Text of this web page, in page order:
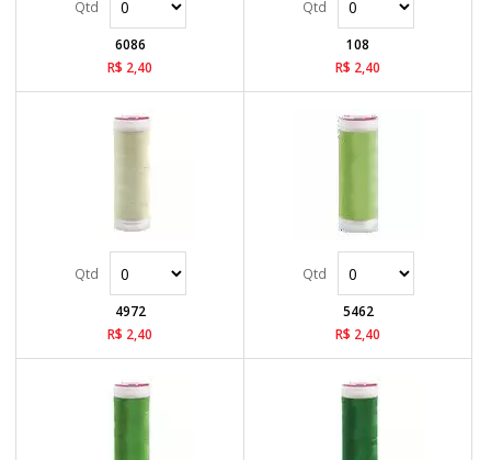
6086
R$ 2,40
108
R$ 2,40
4972
R$ 2,40
5462
R$ 2,40